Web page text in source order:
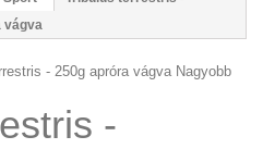
vágva
Nagyobb
-